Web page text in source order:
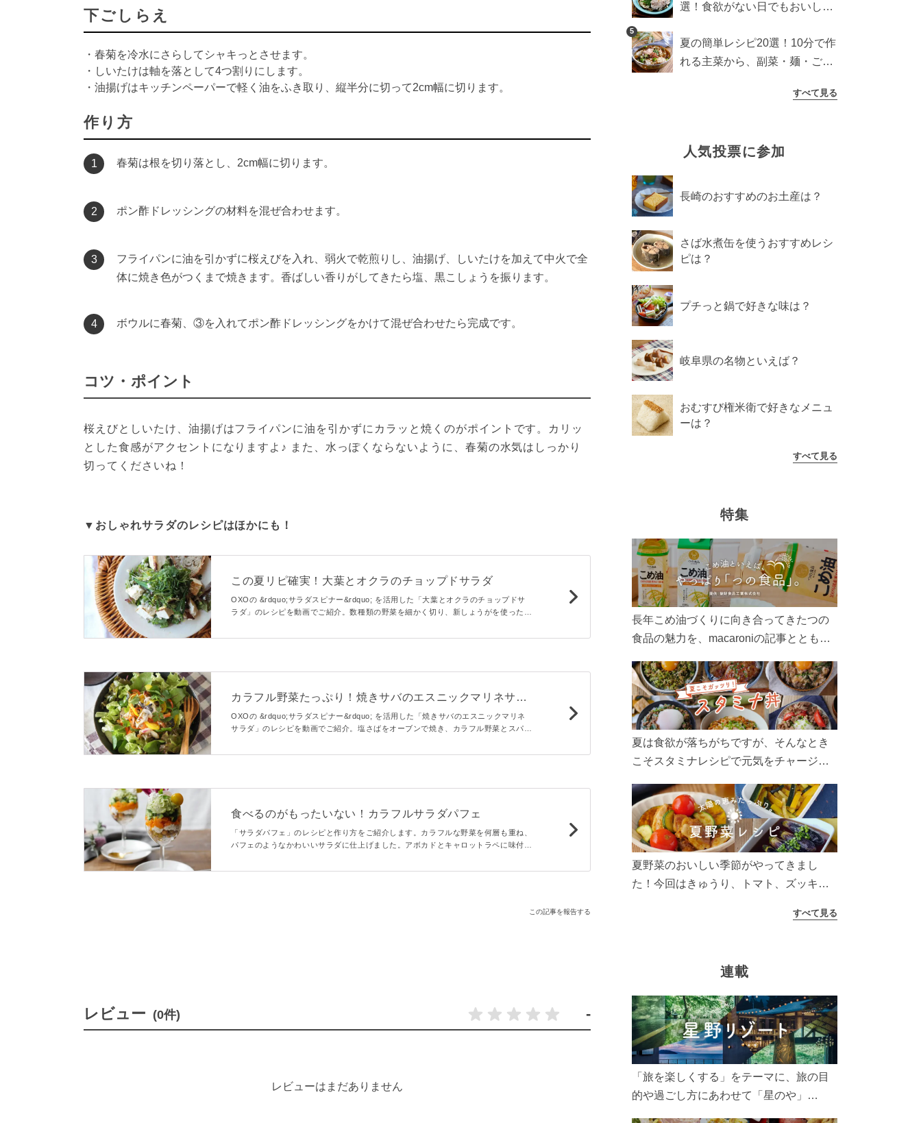
下ごしらえ
・春菊を冷水にさらしてシャキっとさせます。
・しいたけは軸を落として4つ割りにします。
・油揚げはキッチンペーパーで軽く油をふき取り、縦半分に切って2cm幅に切ります。
作り方
1 春菊は根を切り落とし、2cm幅に切ります。
2 ポン酢ドレッシングの材料を混ぜ合わせます。
3
フライパンに油を引かずに桜えびを入れ、弱火で乾煎りし、油揚げ、しいたけを加えて中火で全
体に焼き色がつくまで焼きます。香ばしい香りがしてきたら塩、黒こしょうを振ります。
4 ボウルに春菊、③を入れてポン酢ドレッシングをかけて混ぜ合わせたら完成です。
コツ・ポイント
桜えびとしいたけ、油揚げはフライパンに油を引かずにカラッと焼くのがポイントです。カリッ
とした食感がアクセントになりますよ♪ また、水っぽくならないように、春菊の水気はしっかり
切ってくださいね！
▼おしゃれサラダのレシピはほかにも！
この夏リピ確実！大葉とオクラのチョップドサラダ
OXOの &rdquo;サラダスピナー&rdquo; を活用した「大葉とオクラのチョップドサ
ラダ」のレシピを動画でご紹介。数種類の野菜を細かく切り、新しょうがを使った和
ダです。
カラフル野菜たっぷり！焼きサバのエスニックマリネサラ
ダ
OXOの &rdquo;サラダスピナー&rdquo; を活用した「焼きサバのエスニックマリネ
サラダ」のレシピを動画でご紹介。塩さばをオーブンで焼き、カラフル野菜とスパイ
シェアサラダです。
食べるのがもったいない！カラフルサラダパフェ
「サラダパフェ」のレシピと作り方をご紹介します。カラフルな野菜を何層も重ね、
パフェのようなかわいいサラダに仕上げました。アボカドとキャロットラペに味付け
りますよ♪
この記事を報告する
レビュー (0件) -
レビューはまだありません
選！食欲がない日でもおいしい
5
夏の簡単レシピ20選！10分で作
れる主菜から、副菜・麺・ごは
すべて見る
人気投票に参加
長崎のおすすめのお土産は？
さば水煮缶を使うおすすめレシ
ピは？
プチっと鍋で好きな味は？
岐阜県の名物といえば？
おむすび権米衛で好きなメニュ
ーは？
すべて見る
特集
長年こめ油づくりに向き合ってきたつの
食品の魅力を、macaroniの記事とともに
ん、製造現場や品質へのこだわりまで。
こめ油をもっと好きになるコンテンツを
ぜひお楽しみください。
夏は食欲が落ちがちですが、そんなとき
こそスタミナレシピで元気をチャージ！
リ食べて、夏バテを吹き飛ばしましょ
う！
夏野菜のおいしい季節がやってきまし
た！今回はきゅうり、トマト、ズッキー
太陽の光をたっぷりあびた夏野菜は栄養
すべて見る
連載
「旅を楽しくする」をテーマに、旅の目
的や過ごし方にあわせて「星のや」